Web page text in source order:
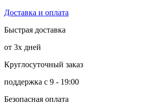
Доставка и оплата
Быстрая доставка
от 3х дней
Круглосуточный заказ
поддержка с 9 - 19:00
Безопасная оплата